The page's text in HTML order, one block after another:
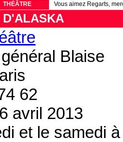
THÉÂTRE Vous aimez Regarts,
D'ALASKA
Blaise
62
avril 2013
et le samedi